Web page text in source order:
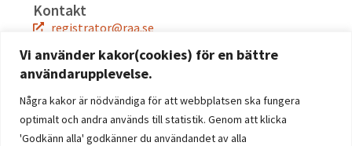
Vi använder kakor(cookies) för en bättre
användarupplevelse.
Några kakor är nödvändiga för att webbplatsen ska fungera
optimalt och andra används till statistik. Genom att klicka
'Godkänn alla' godkänner du användandet av alla
Kontakt
registrator@raa.se
08-5191 80 00
Snabblänkar
Jobba hos oss
Press
Kontakta oss